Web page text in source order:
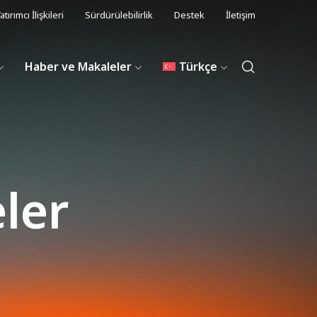
İlişkileri Sürdürülebilirlik Destek İletişim
Haber ve Makaleler Türkçe